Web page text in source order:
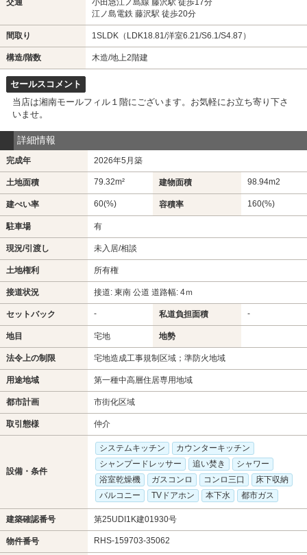
交通
小田急江ノ島線 藤沢駅 徒歩17分
江ノ島電鉄 藤沢駅 徒歩20分
間取り 1SLDK（LDK18.81/洋室6.21/S6.1/S4.87）
構造/階数 木造/地上2階建
セールスコメント
当店は湘南モールフィル１階にございます。お気軽にお立ち寄り下さ
いませ。
詳細情報
完成年 2026年5月築
土地面積 79.32m² 建物面積 98.94m2
建ぺい率 60(%) 容積率 160(%)
駐車場 有
現況/引渡し 未入居/相談
土地権利 所有権
接道状況 接道: 東南 公道 道路幅: 4ｍ
セットバック - 私道負担面積 -
地目 宅地 地勢
法令上の制限 宅地造成工事規制区域；準防火地域
用途地域 第一種中高層住居専用地域
都市計画 市街化区域
取引態様 仲介
設備・条件
システムキッチン
カウンターキッチン
シャンプードレッサー
追い焚き
シャワー
浴室乾燥機
ガスコンロ コンロ三口
床下収納
バルコニー
TVドアホン 本下水 都市ガス
建築確認番号 第25UDI1K建01930号
物件番号 RHS-159703-35062